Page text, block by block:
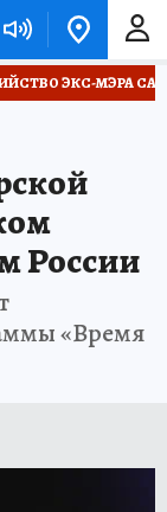
ЭКС-МЭРА
России
«Время